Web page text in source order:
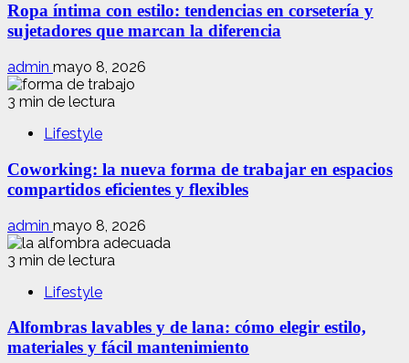
Ropa íntima con estilo: tendencias en corsetería y
sujetadores que marcan la diferencia
admin mayo 8, 2026
3 min de lectura
Lifestyle
Coworking: la nueva forma de trabajar en espacios
compartidos eficientes y flexibles
admin mayo 8, 2026
3 min de lectura
Lifestyle
Alfombras lavables y de lana: cómo elegir estilo,
materiales y fácil mantenimiento